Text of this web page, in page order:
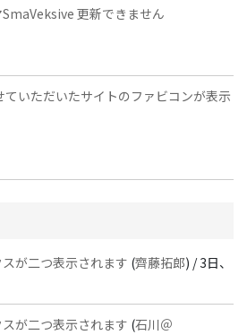
更新できません
いただいたサイトのファビコンが表示
が二つ表示されます (齊藤拓郎) /3日、
が二つ表示されます (石川＠